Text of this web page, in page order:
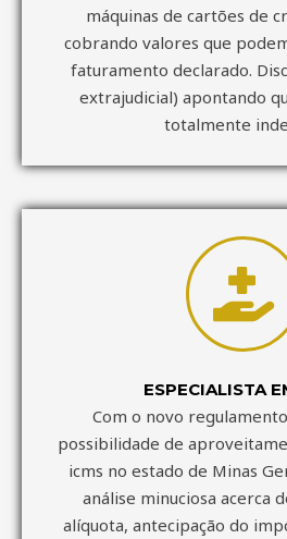
máquinas de cartões de
cobrando valores que
faturamento declarado.
extrajudicial) apontando
totalmente
ESPECIALISTA
Com o novo
possibilidade de
icms no estado de Minas
análise minuciosa acerca
alíquota, antecipação do